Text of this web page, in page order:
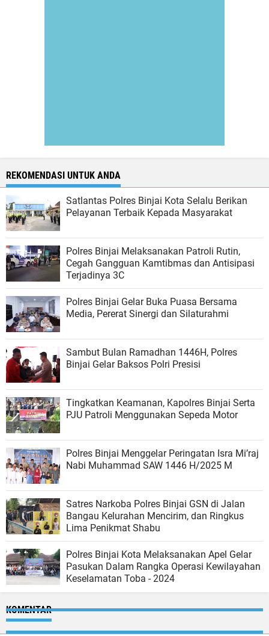
REKOMENDASI UNTUK ANDA
Satlantas Polres Binjai Kota Selalu Berikan
Pelayanan Terbaik Kepada Masyarakat
Polres Binjai Melaksanakan Patroli Rutin,
Cegah Gangguan Kamtibmas dan Antisipasi
Terjadinya 3C
Polres Binjai Gelar Buka Puasa Bersama
Media, Pererat Sinergi dan Silaturahmi
Sambut Bulan Ramadhan 1446H, Polres
Binjai Gelar Baksos Polri Presisi
Tingkatkan Keamanan, Kapolres Binjai Serta
PJU Patroli Menggunakan Sepeda Motor
Polres Binjai Menggelar Peringatan Isra Mi’raj
Nabi Muhammad SAW 1446 H/2025 M
Satres Narkoba Polres Binjai GSN di Jalan
Bangau Kelurahan Mencirim, dan Ringkus
Lima Penikmat Shabu
Polres Binjai Kota Melaksanakan Apel Gelar
Pasukan Dalam Rangka Operasi Kewilayahan
Keselamatan Toba - 2024
KOMENTAR